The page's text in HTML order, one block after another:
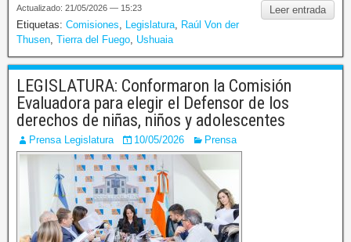
Leer entrada
Actualizado: 21/05/2026 — 15:23
Etiquetas: Comisiones Legislatura
Raúl Von der
Thusen Tierra del Fuego Ushuaia
LEGISLATURA: Conformaron la Comisión
Evaluadora para elegir el Defensor de los
derechos de niñas, niños y adolescentes
Prensa Legislatura 10/05/2026 Prensa